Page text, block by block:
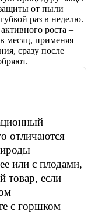
от пыли
раз в неделю.
роста –
месяц, применяя
сразу после
отличаются
или с плодами,
товар, если
с горшком